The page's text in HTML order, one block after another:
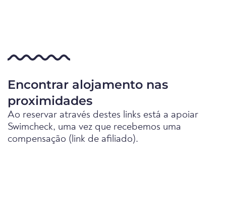
Encontrar alojamento nas
proximidades
Ao reservar através destes links está a apoiar
Swimcheck, uma vez que recebemos uma
compensação (link de afiliado).